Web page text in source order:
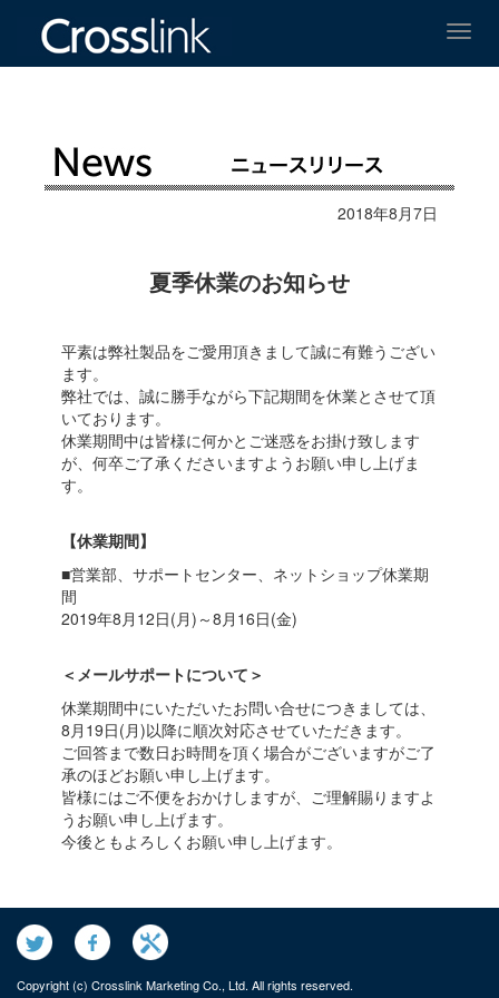
2018年8月7日
夏季休業のお知らせ
平素は弊社製品をご愛用頂きまして誠に有難うござい
ます。
弊社では、誠に勝手ながら下記期間を休業とさせて頂
いております。
休業期間中は皆様に何かとご迷惑をお掛け致します
が、何卒ご了承くださいますようお願い申し上げま
す。
【休業期間】
■営業部、サポートセンター、ネットショップ休業期
間
2019年8月12日(月)～8月16日(金)
＜メールサポートについて＞
休業期間中にいただいたお問い合せにつきましては、
8月19日(月)以降に順次対応させていただきます。
ご回答まで数日お時間を頂く場合がございますがご了
承のほどお願い申し上げます。
皆様にはご不便をおかけしますが、ご理解賜りますよ
うお願い申し上げます。
今後ともよろしくお願い申し上げます。
Copyright (c) Crosslink Marketing Co., Ltd. All rights reserved.